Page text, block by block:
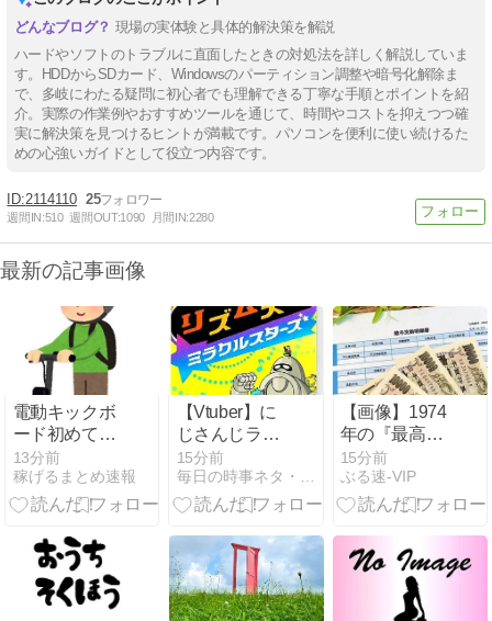
現場の実体験と具体的解決策を解説
ハードやソフトのトラブルに直面したときの対処法を詳しく解説していま
す。HDDからSDカード、Windowsのパーティション調整や暗号化解除ま
で、多岐にわたる疑問に初心者でも理解できる丁寧な手順とポイントを紹
介。実際の作業例やおすすめツールを通じて、時間やコストを抑えつつ確
実に解決策を見つけるヒントが満載です。パソコンを便利に使い続けるた
めの心強いガイドとして役立つ内容です。
2114110 25
週間IN:510 週間OUT:1090 月間IN:2280
最新の記事画像
電動キックボ
ード初めて乗
ったんだけど
13分前
稼げるまとめ速報
【Vtuber】に
じさんじライ
バーがリズム
天国の配信し
なくなったけ
のか？「やっ
てる人いる
よ、タイミン
グ的に
15分前
【画像】1974
年の『最高税
率』、マジで
エグいことが
発覚wwww
15分前
ぶる速-VIP